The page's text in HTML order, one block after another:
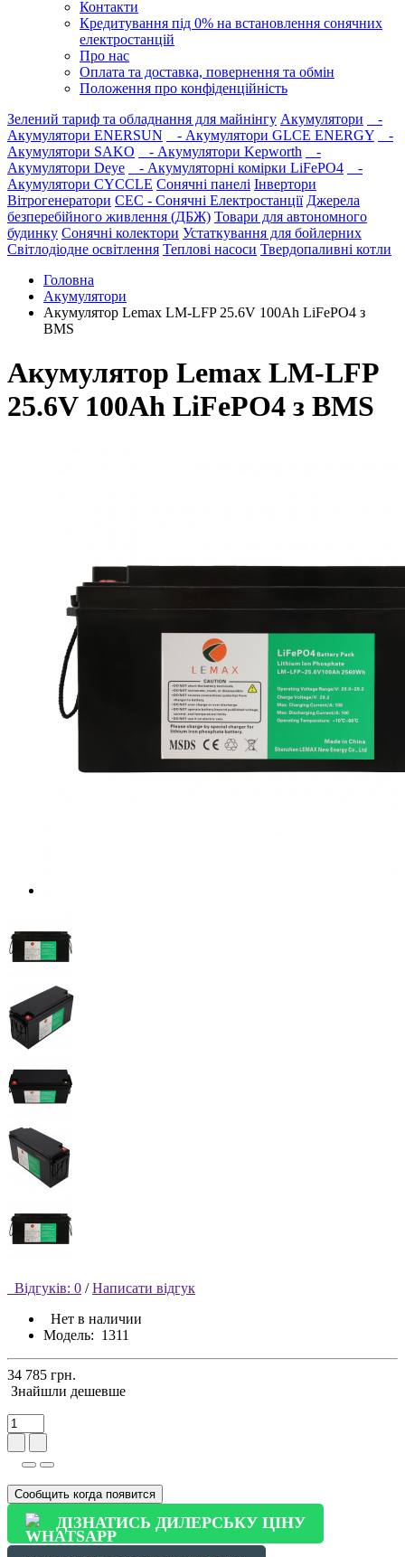
Контакти
Кредитування під 0% на встановлення сонячних
електростанцій
Про нас
Оплата та доставка, повернення та обмін
Положення про конфіденційність
Зелений тариф та обладнання для майнінгу Акумулятори
-
Акумулятори ENERSUN
- Акумулятори GLCE ENERGY
-
Акумулятори SAKO
- Акумулятори Kepworth
-
Акумулятори Deye
- Акумуляторні комірки LiFePO4
-
Акумулятори CYCCLE Сонячні панелі Інвертори
Вітрогенератори СЕС - Сонячні Електростанції Джерела
безперебійного живлення (ДБЖ) Товари для автономного
будинку Сонячні колектори Устаткування для бойлерних
Світлодіодне освітлення Теплові насоси Твердопаливні котли
Головна
Акумулятори
Акумулятор Lemax LM-LFP 25.6V 100Ah LiFePO4 з
BMS
Акумулятор Lemax LM-LFP
25.6V 100Ah LiFePO4 з BMS
Відгуків: 0 / Написати відгук
Нет в наличии
Модель: 1311
34 785 грн.
Знайшли дешевше
Сообщить когда появится
ДІЗНАТИСЬ ДИЛЕРСЬКУ ЦІНУ